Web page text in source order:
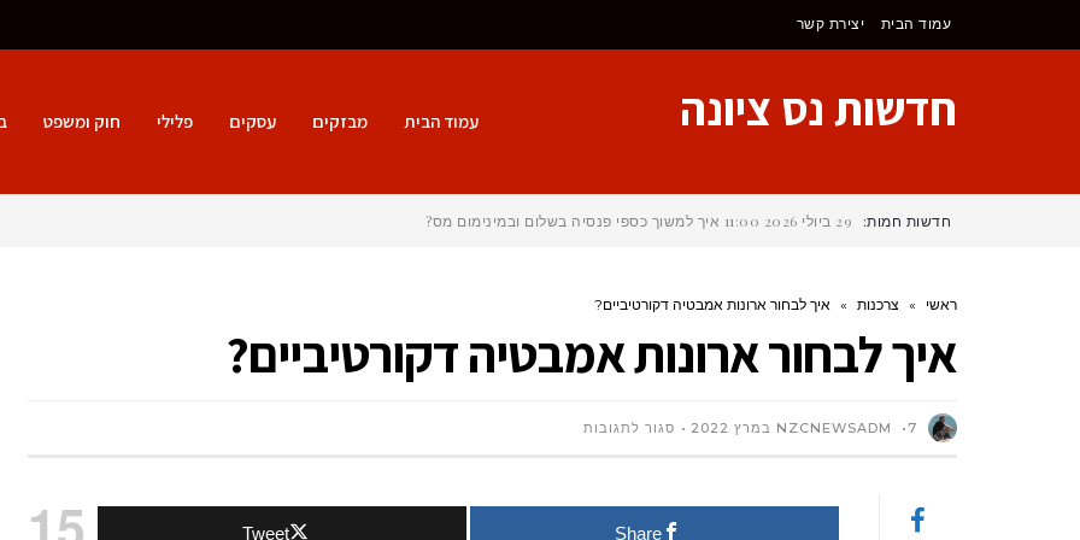
עמוד הבית יצירת קשר
חדשות נס ציונה עמוד הבית מבזקים עסקים פלילי חוק ומשפט
חדשות חמות: 29 ביולי 2026 11:00 איך למשוך כספי פנסיה בשלום ובמינימום מס?
ראשי » צרכנות » איך לבחור ארונות אמבטיה דקורטיביים?
איך לבחור ארונות אמבטיה דקורטיביים?
NZCNEWSADM 7 במרץ 2022 סגור לתגובותעל
Share
Tweet